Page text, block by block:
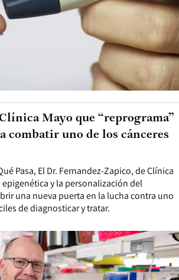
Pasa, El Dr. Fernandez-Zapico, de Clínica
y la personalización del
una nueva puerta en la lucha contra uno
de diagnosticar y tratar.
Mayo que “reprograma”
combatir uno de los cánceres